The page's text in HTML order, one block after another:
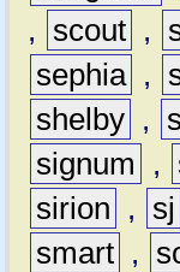
,
scout ,
sephia ,
shelby ,
signum
,
sirion
, sj
smart ,